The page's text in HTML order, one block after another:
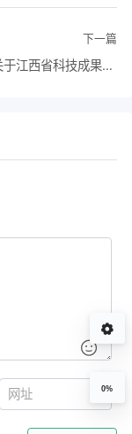
下一篇
科技厅：关于江西省科技成果登记系统上线的通知
0%